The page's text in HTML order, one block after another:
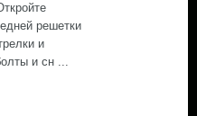
решетки
и
и сн ...